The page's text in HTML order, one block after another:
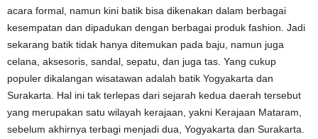
acara formal, namun kini batik bisa dikenakan dalam berbagai
kesempatan dan dipadukan dengan berbagai produk fashion. Jadi
sekarang batik tidak hanya ditemukan pada baju, namun juga
celana, aksesoris, sandal, sepatu, dan juga tas. Yang cukup
populer dikalangan wisatawan adalah batik Yogyakarta dan
Surakarta. Hal ini tak terlepas dari sejarah kedua daerah tersebut
yang merupakan satu wilayah kerajaan, yakni Kerajaan Mataram,
sebelum akhirnya terbagi menjadi dua, Yogyakarta dan Surakarta.